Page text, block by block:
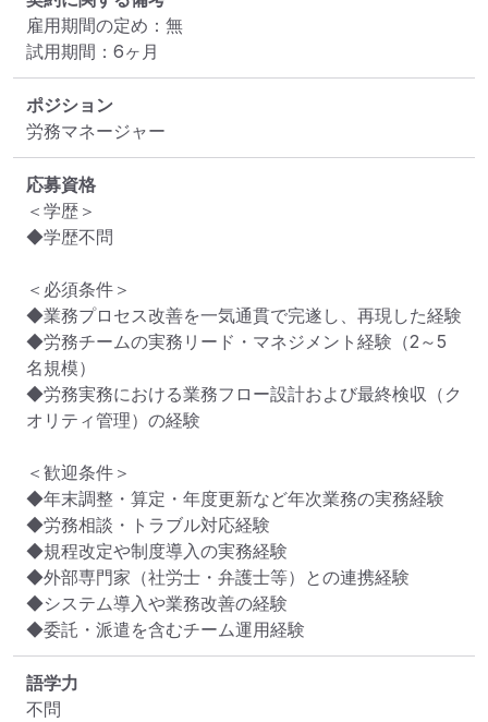
雇用期間の定め：無
試用期間：6ヶ月
ポジション
労務マネージャー
応募資格
＜学歴＞
◆学歴不問
＜必須条件＞
◆業務プロセス改善を一気通貫で完遂し、再現した経験
◆労務チームの実務リード・マネジメント経験（2～5
名規模）
◆労務実務における業務フロー設計および最終検収（ク
オリティ管理）の経験
＜歓迎条件＞
◆年末調整・算定・年度更新など年次業務の実務経験
◆労務相談・トラブル対応経験
◆規程改定や制度導入の実務経験
◆外部専門家（社労士・弁護士等）との連携経験
◆システム導入や業務改善の経験
◆委託・派遣を含むチーム運用経験
語学力
不問